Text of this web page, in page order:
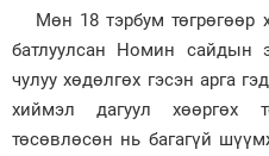
Мөн 18 тэрбум төгрөгөөр
батлуулсан Номин сайдын
чулуу хөдөлгөх гэсэн арга
хиймэл дагуул хөөргөх
төсөвлөсөн нь багагүй